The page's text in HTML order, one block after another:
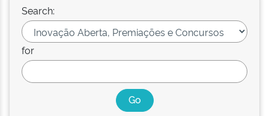
Search:
for